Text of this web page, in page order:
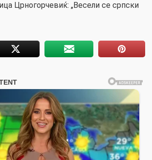
Црногорчевиќ: „Весели се српски